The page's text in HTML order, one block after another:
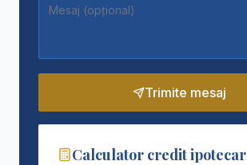
Trimite mesaj
Calculator credit ipotecar